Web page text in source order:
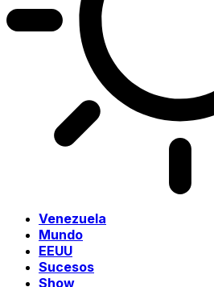
Venezuela
Mundo
EEUU
Sucesos
Show